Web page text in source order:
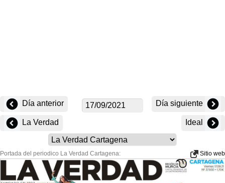
Día anterior Día siguiente
La Verdad Ideal
Portada del periodico La Verdad Cartagena: Sitio web